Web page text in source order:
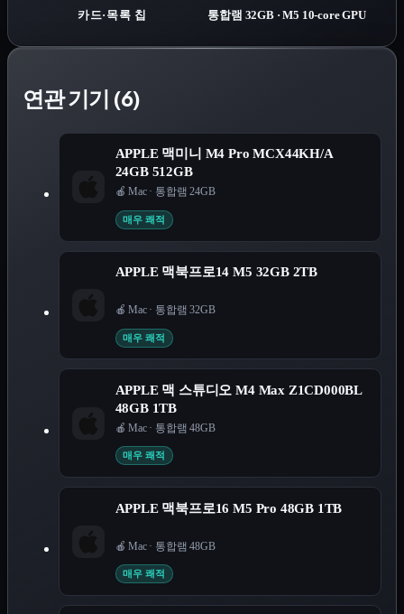
카드·목록 칩 통합램 32GB · M5 10-core GPU
연관 기기 (6)
APPLE 맥미니 M4 Pro MCX44KH/A
24GB 512GB
🍎 Mac· 통합램 24GB
매우 쾌적
APPLE 맥북프로14 M5 32GB 2TB
🍎 Mac· 통합램 32GB
매우 쾌적
APPLE 맥 스튜디오 M4 Max Z1CD000BL
48GB 1TB
🍎 Mac· 통합램 48GB
매우 쾌적
APPLE 맥북프로16 M5 Pro 48GB 1TB
🍎 Mac· 통합램 48GB
매우 쾌적